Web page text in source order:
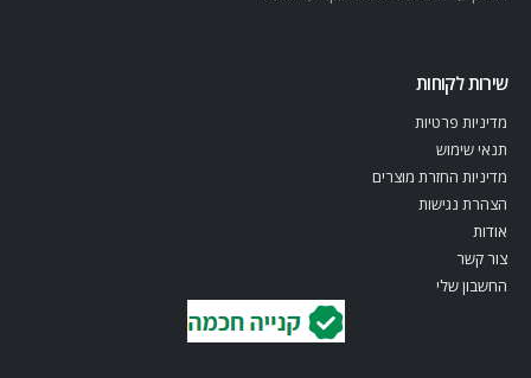
שירות לקוחות
מדיניות פרטיות
תנאי שימוש
מדיניות החזרת מוצרים
הצהרת נגישות
אודות
צור קשר
החשבון שלי